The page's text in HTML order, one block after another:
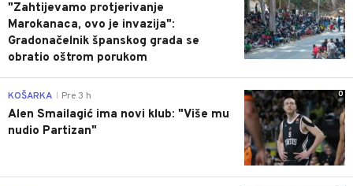
"Zahtijevamo protjerivanje
Marokanaca, ovo je invazija":
Gradonačelnik španskog grada se
obratio oštrom porukom
0
KOŠARKA Pre 3 h
Alen Smailagić ima novi klub: "Više mu
nudio Partizan"